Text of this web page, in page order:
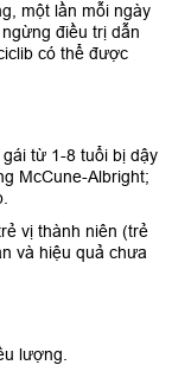
một lần mỗi ngày
điều trị dẫn
có thể được
từ 1-8 tuổi bị dậy
McCune-Albright;
vị thành niên (trẻ
và hiệu quả chưa
lượng.